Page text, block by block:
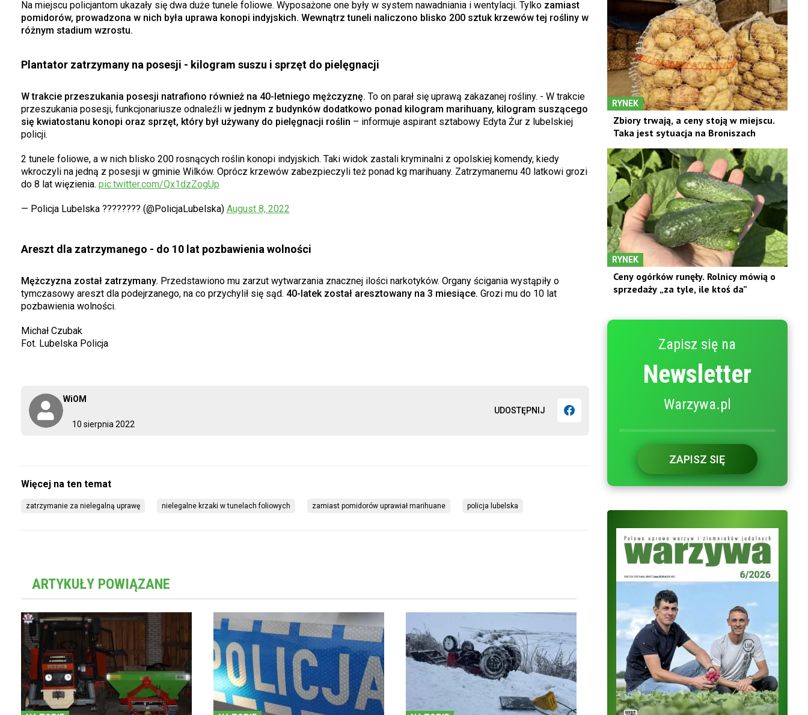
10 sierpnia 2022
WiOM
UDOSTĘPNIJ
Na miejscu policjantom ukazały się dwa duże tunele foliowe. Wyposażone one były w system nawadniania i wentylacji. Tylko zamiast
pomidorów, prowadzona w nich była uprawa konopi indyjskich. Wewnątrz tuneli naliczono blisko 200 sztuk krzewów tej rośliny w
różnym stadium wzrostu.
Plantator zatrzymany na posesji - kilogram suszu i sprzęt do pielęgnacji
W trakcie przeszukania posesji natrafiono również na 40-letniego mężczyznę. To on parał się uprawą zakazanej rośliny. - W trakcie
przeszukania posesji, funkcjonariusze odnaleźli w jednym z budynków dodatkowo ponad kilogram marihuany, kilogram suszącego
się kwiatostanu konopi oraz sprzęt, który był używany do pielęgnacji roślin – informuje aspirant sztabowy Edyta Żur z lubelskiej
policji.
2 tunele foliowe, a w nich blisko 200 rosnących roślin konopi indyjskich. Taki widok zastali kryminalni z opolskiej komendy, kiedy
wkroczyli na jedną z posesji w gminie Wilków. Oprócz krzewów zabezpieczyli też ponad kg marihuany. Zatrzymanemu 40 latkowi grozi
do 8 lat więzienia. pic.twitter.com/Qx1dzZogUp
— Policja Lubelska ???????? (@PolicjaLubelska) August 8, 2022
Areszt dla zatrzymanego - do 10 lat pozbawienia wolności
Mężczyzna został zatrzymany. Przedstawiono mu zarzut wytwarzania znacznej ilości narkotyków. Organy ścigania wystąpiły o
tymczasowy areszt dla podejrzanego, na co przychylił się sąd. 40-latek został aresztowany na 3 miesiące. Grozi mu do 10 lat
pozbawienia wolności.
Michał Czubak
Fot. Lubelska Policja
zatrzymanie za nielegalną uprawę nielegalne krzaki w tunelach foliowych zamiast pomidorów uprawiał marihuane policja lubelska
ARTYKUŁY POWIĄZANE
RYNEK
Zbiory trwają, a ceny stoją w miejscu.
Taka jest sytuacja na Broniszach
RYNEK
Ceny ogórków runęły. Rolnicy mówią o
sprzedaży „za tyle, ile ktoś da”
Zapisz się na
Newsletter
Warzywa.pl
ZAPISZ SIĘ